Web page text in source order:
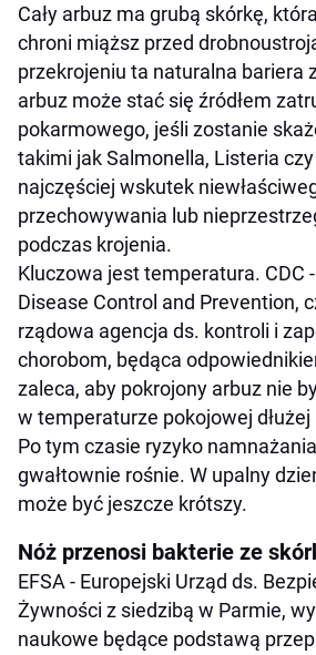
Cały arbuz ma grubą skórkę,
chroni miąższ przed
przekrojeniu ta naturalna bariera
arbuz może stać się źródłem
pokarmowego, jeśli zostanie
takimi jak Salmonella, Listeria czy
najczęściej wskutek
przechowywania lub
podczas krojenia.
Kluczowa jest temperatura. CDC
Disease Control and Prevention,
rządowa agencja ds. kontroli i
chorobom, będąca
zaleca, aby pokrojony arbuz nie
w temperaturze pokojowej
Po tym czasie ryzyko
gwałtownie rośnie. W upalny
może być jeszcze krótszy.
Nóż przenosi bakterie ze
EFSA - Europejski Urząd ds.
Żywności z siedzibą w Parmie,
naukowe będące podstawą